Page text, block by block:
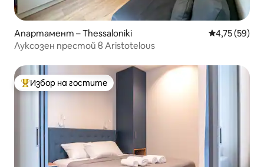
Апартамент – Thessaloniki Средна
4,75 (59)
Луксозен престой в Aristotelous
Най-популярен избор на гостите
Избор на гостите